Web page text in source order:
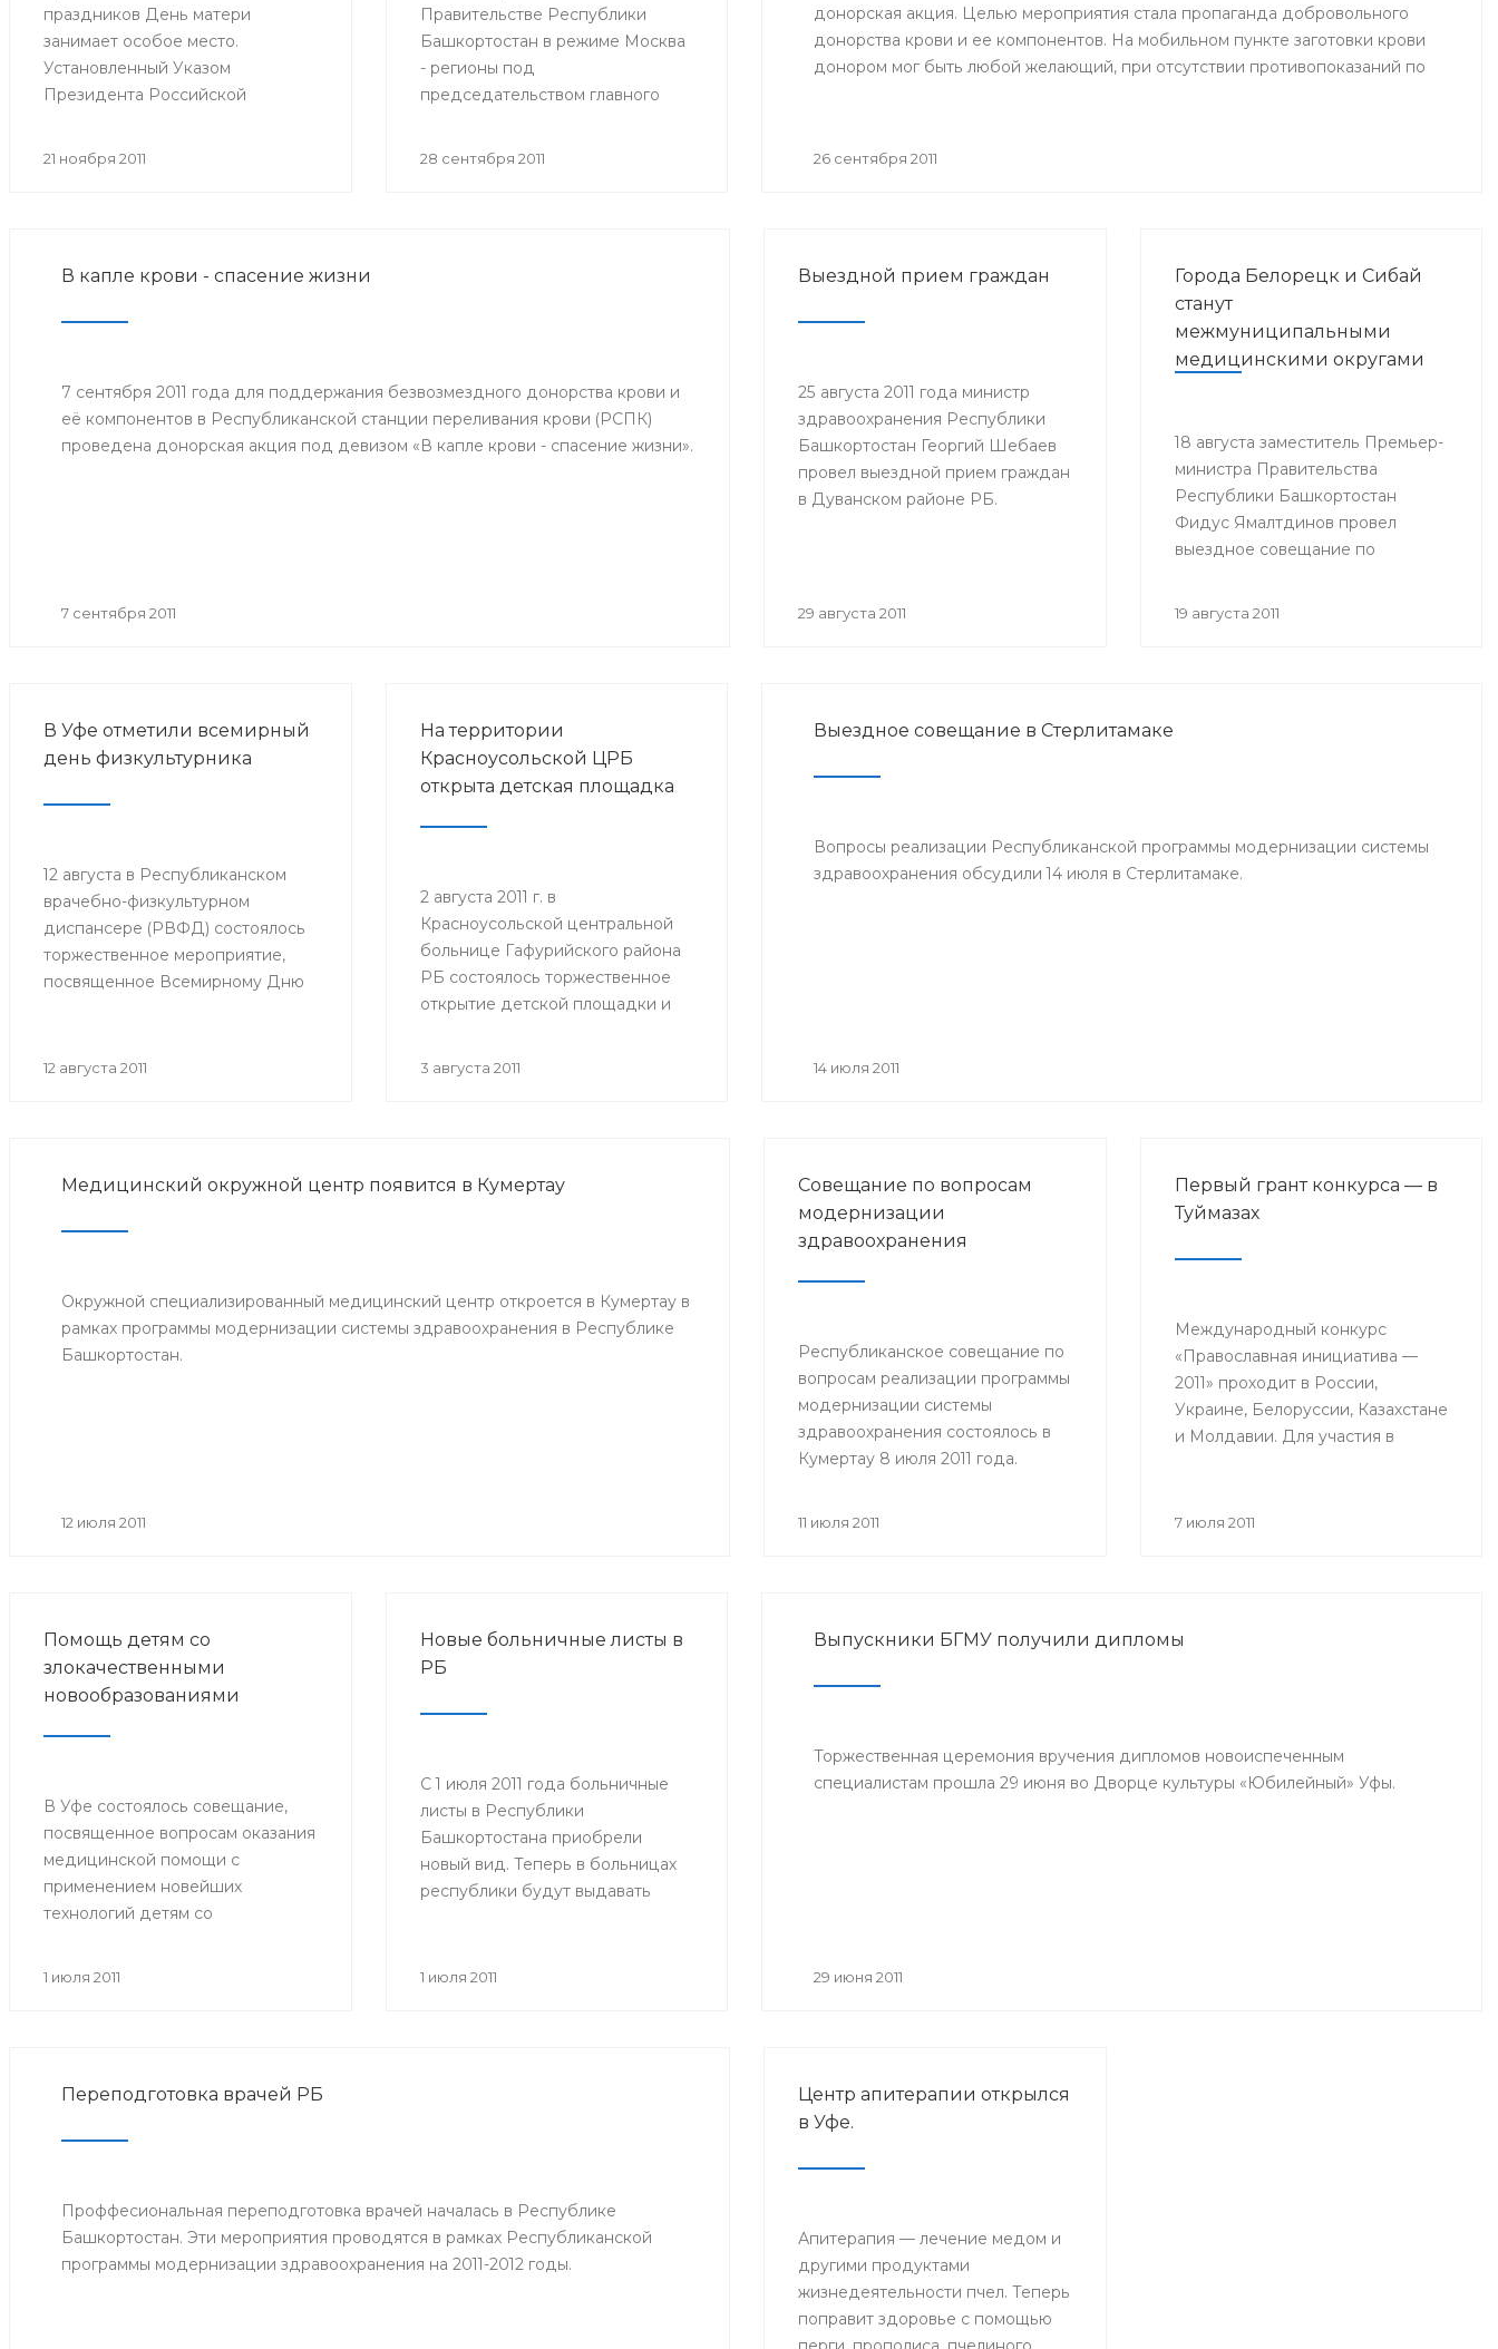
праздников День матери
занимает особое место.
Установленный Указом
Президента Российской
1998 года, он празднуется в
21 ноября 2011
Правительстве Республики
Башкортостан в режиме Москва
- регионы под
председательством главного
Федерации, руководителя
человека с повесткой: «Об
эпидемиологической ситуации
по гриппу и ОРВИ и начале
28 сентября 2011
донорская акция. Целью мероприятия стала пропаганда добровольного
донорства крови и ее компонентов. На мобильном пункте заготовки крови
донором мог быть любой желающий, при отсутствии противопоказаний по
26 сентября 2011
В капле крови - спасение жизни
7 сентября 2011 года для поддержания безвозмездного донорства крови и
её компонентов в Республиканской станции переливания крови (РСПК)
проведена донорская акция под девизом «В капле крови - спасение жизни».
7 сентября 2011
Выездной прием граждан
25 августа 2011 года министр
здравоохранения Республики
Башкортостан Георгий Шебаев
провел выездной прием граждан
в Дуванском районе РБ.
29 августа 2011
Города Белорецк и Сибай
станут
межмуниципальными
медицинскими округами
18 августа заместитель Премьер-
министра Правительства
Республики Башкортостан
Фидус Ямалтдинов провел
выездное совещание по
19 августа 2011
В Уфе отметили всемирный
день физкультурника
12 августа в Республиканском
врачебно-физкультурном
диспансере (РВФД) состоялось
торжественное мероприятие,
посвященное Всемирному Дню
Министерства здравоохранения
известные спортсмены
12 августа 2011
На территории
Красноусольской ЦРБ
открыта детская площадка
2 августа 2011 г. в
Красноусольской центральной
больнице Гафурийского района
РБ состоялось торжественное
открытие детской площадки и
3 августа 2011
Выездное совещание в Стерлитамаке
Вопросы реализации Республиканской программы модернизации системы
здравоохранения обсудили 14 июля в Стерлитамаке.
14 июля 2011
Медицинский окружной центр появится в Кумертау
Окружной специализированный медицинский центр откроется в Кумертау в
рамках программы модернизации системы здравоохранения в Республике
Башкортостан.
12 июля 2011
Совещание по вопросам
модернизации
здравоохранения
Республиканское совещание по
вопросам реализации программы
модернизации системы
здравоохранения состоялось в
Кумертау 8 июля 2011 года.
Мелеузовского, Зианчуринского,
11 июля 2011
Первый грант конкурса — в
Туймазах
Международный конкурс
«Православная инициатива —
2011» проходит в России,
Украине, Белоруссии, Казахстане
и Молдавии. Для участия в
программ, с помощью которых
7 июля 2011
Помощь детям со
злокачественными
новообразованиями
В Уфе состоялось совещание,
посвященное вопросам оказания
медицинской помощи с
применением новейших
технологий детям со
Министерства здравоохранения
1 июля 2011
Новые больничные листы в
РБ
С 1 июля 2011 года больничные
листы в Республики
Башкортостана приобрели
новый вид. Теперь в больницах
республики будут выдавать
прежних: размер — бланки
страховой стаж и средний
заработок.
1 июля 2011
Выпускники БГМУ получили дипломы
Торжественная церемония вручения дипломов новоиспеченным
специалистам прошла 29 июня во Дворце культуры «Юбилейный» Уфы.
29 июня 2011
Переподготовка врачей РБ
Проффесиональная переподготовка врачей началась в Республике
Башкортостан. Эти мероприятия проводятся в рамках Республиканской
программы модернизации здравоохранения на 2011-2012 годы.
Центр апитерапии открылся
в Уфе.
Апитерапия — лечение медом и
другими продуктами
жизнедеятельности пчел. Теперь
поправит здоровье с помощью